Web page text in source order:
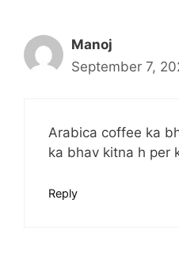
Manoj
September 7,
Arabica coffee ka
ka bhav kitna h per
Reply